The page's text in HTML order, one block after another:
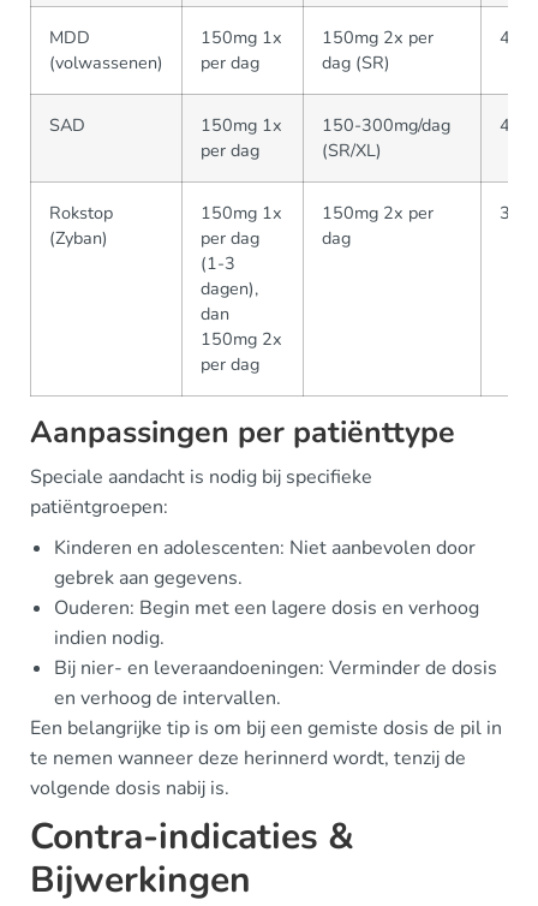
MDD
(volwassenen)
150mg 1x
per dag
150mg 2x per
dag (SR)
SAD
150mg 1x
per dag
150-300mg/dag
(SR/XL)
Rokstop
(Zyban)
150mg 1x
per dag
(1-3
dagen),
dan
150mg 2x
per dag
150mg 2x per
dag
Aanpassingen per patiënttype
Speciale aandacht is nodig bij specifieke
patiëntgroepen:
Kinderen en adolescenten: Niet aanbevolen door
gebrek aan gegevens.
Ouderen: Begin met een lagere dosis en verhoog
indien nodig.
Bij nier- en leveraandoeningen: Verminder de dosis
en verhoog de intervallen.
Een belangrijke tip is om bij een gemiste dosis de pil in
te nemen wanneer deze herinnerd wordt, tenzij de
volgende dosis nabij is.
Contra-indicaties &
Bijwerkingen